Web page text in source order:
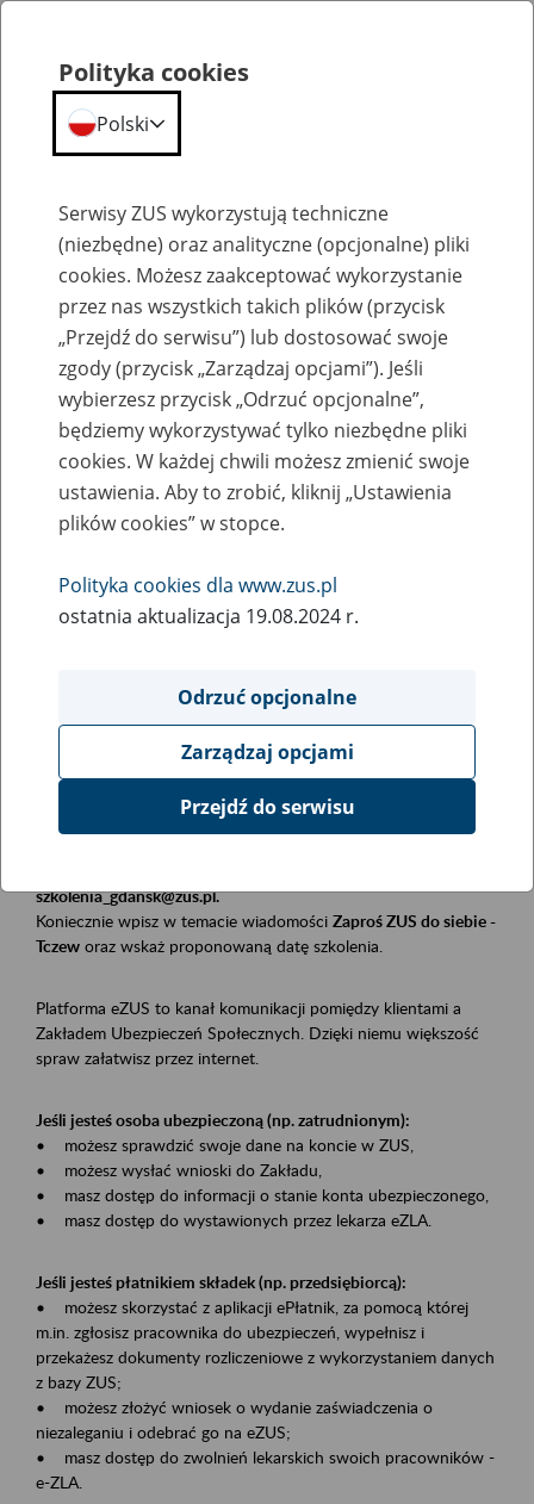
Szkolenia
Zaproś ZUS do siebie: eZUS, wizyty
rezerwowane, e-wizyty, Aktywni 50+
Rodzaj wydarzenia
Szkolenia
Obszar merytoryczny
Płatnicy, ubezpieczeni, świadczeniobiorcy
Opis wydarzenia
Szkolenie stacjonarne w siedzibie firmy, instytucji, urzędu.
szkolenia_gdansk@zus.pl.
Koniecznie wpisz w temacie wiadomości Zaproś ZUS do siebie -
Tczew oraz wskaż proponowaną datę szkolenia.
Platforma eZUS to kanał komunikacji pomiędzy klientami a
Zakładem Ubezpieczeń Społecznych. Dzięki niemu większość
spraw załatwisz przez internet.
Jeśli jesteś osoba ubezpieczoną (np. zatrudnionym):
• możesz sprawdzić swoje dane na koncie w ZUS,
• możesz wysłać wnioski do Zakładu,
• masz dostęp do informacji o stanie konta ubezpieczonego,
• masz dostęp do wystawionych przez lekarza eZLA.
Jeśli jesteś płatnikiem składek (np. przedsiębiorcą):
• możesz skorzystać z aplikacji ePłatnik, za pomocą której
m.in. zgłosisz pracownika do ubezpieczeń, wypełnisz i
przekażesz dokumenty rozliczeniowe z wykorzystaniem danych
z bazy ZUS;
• możesz złożyć wniosek o wydanie zaświadczenia o
niezaleganiu i odebrać go na eZUS;
• masz dostęp do zwolnień lekarskich swoich pracowników -
e-ZLA.
Polityka cookies
Polski
Serwisy ZUS wykorzystują techniczne
(niezbędne) oraz analityczne (opcjonalne) pliki
cookies. Możesz zaakceptować wykorzystanie
przez nas wszystkich takich plików (przycisk
„Przejdź do serwisu”) lub dostosować swoje
zgody (przycisk „Zarządzaj opcjami”). Jeśli
wybierzesz przycisk „Odrzuć opcjonalne”,
będziemy wykorzystywać tylko niezbędne pliki
cookies. W każdej chwili możesz zmienić swoje
ustawienia. Aby to zrobić, kliknij „Ustawienia
plików cookies” w stopce.
Polityka cookies dla www.zus.pl
ostatnia aktualizacja 19.08.2024 r.
Odrzuć opcjonalne
Zarządzaj opcjami
Przejdź do serwisu